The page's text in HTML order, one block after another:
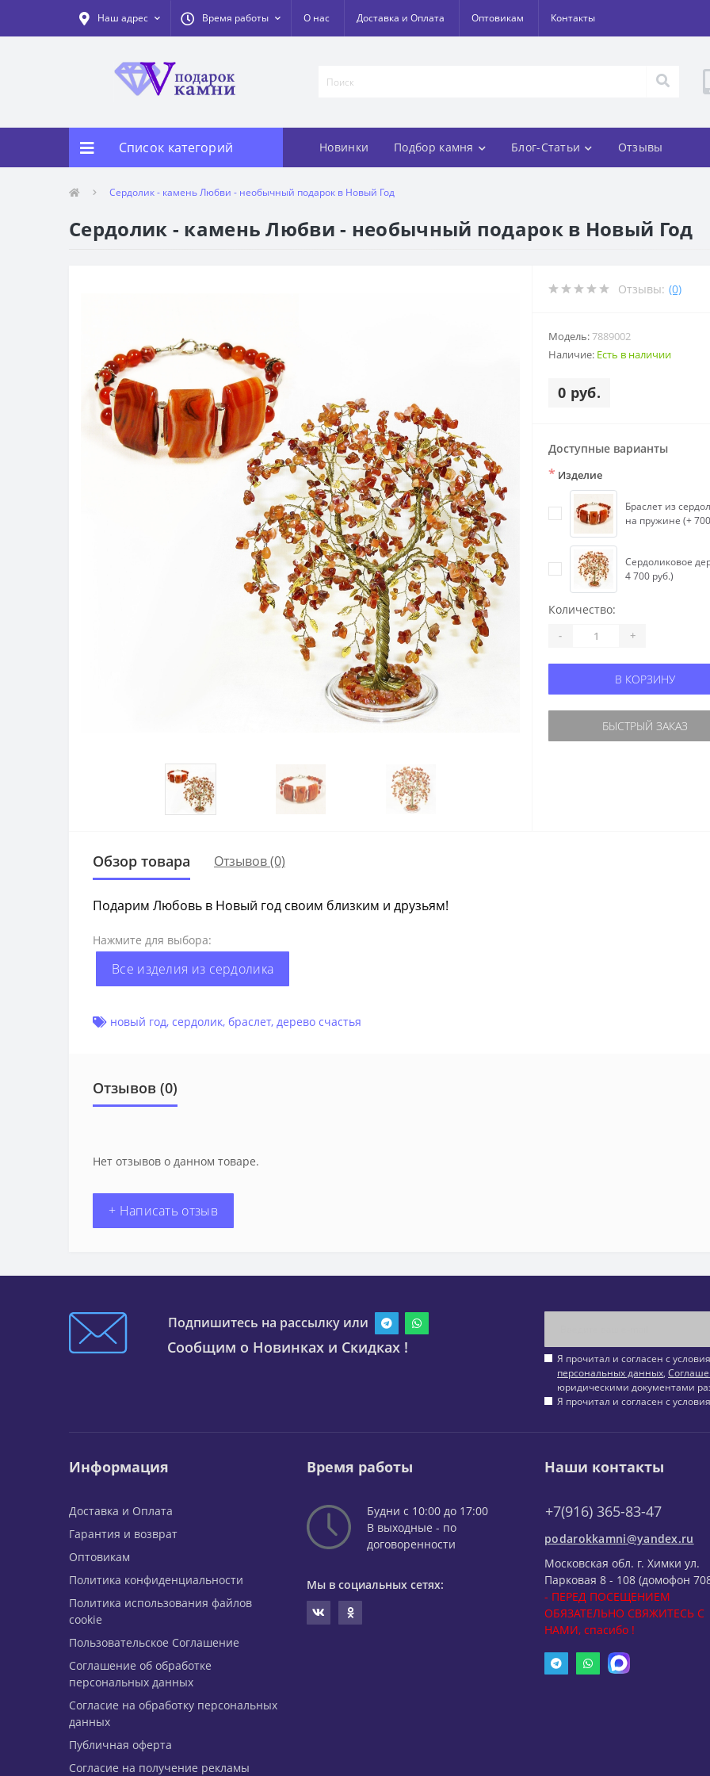
Наш адрес Время работы О нас Доставка и Оплата Оптовикам Контакты
Список категорий Новинки Подбор камня Блог-Статьи Отзывы
Сердолик - камень Любви - необычный подарок в Новый Год
Сердолик - камень Любви - необычный подарок в Новый Год
Отзывы: (0)
Модель:7889002
Наличие: Есть в наличии
0 руб.
Доступные варианты
* Изделие
Браслет из
на пружине (+
Сердоликовое
4 700 руб.)
Количество:
- +
В КОРЗИНУ
БЫСТРЫЙ ЗАКАЗ
Обзор товара Отзывов (0)
Подарим Любовь в Новый год своим близким и друзьям!
Нажмите для выбора:
Все изделия из сердолика
новый год, сердолик, браслет, дерево счастья
Отзывов (0)
Нет отзывов о данном товаре.
+ Написать отзыв
Подпишитесь на рассылку или
Сообщим о Новинках и Скидках !
Я прочитал и согласен с
персональных данных,
юридическими документами
Я прочитал и согласен с
Информация
Доставка и Оплата
Гарантия и возврат
Оптовикам
Политика конфиденциальности
Политика использования файлов
cookie
Пользовательское Соглашение
Соглашение об обработке
персональных данных
Согласие на обработку персональных
данных
Публичная оферта
Согласие на получение рекламы
Время работы
Будни с 10:00 до 17:00
В выходные - по
договоренности
Мы в социальных сетях:
Наши контакты
+7(916) 365-83-47
podarokkamni@yandex.ru
Московская обл. г. Химки ул.
Парковая 8 - 108 (домофон
- ПЕРЕД ПОСЕЩЕНИЕМ
ОБЯЗАТЕЛЬНО СВЯЖИТЕСЬ С
НАМИ, спасибо !